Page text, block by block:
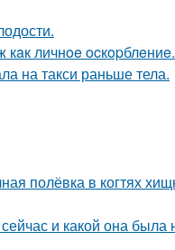
личнoe ocкopблeниe.
на такси раньше тела.
полёвка в когтях
и какой она была